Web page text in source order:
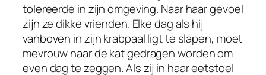
tolereerde in zijn omgeving. Naar haar gevoel
zijn ze dikke vrienden. Elke dag als hij
vanboven in zijn krabpaal ligt te slapen, moet
mevrouw naar de kat gedragen worden om
even dag te zeggen. Als zij in haar eetstoel